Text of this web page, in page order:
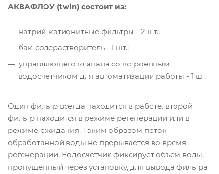
АКВАФЛОУ (twin) состоит из:
натрий-катионитные фильтры - 2 шт.;
бак-солерастворитель - 1 шт.;
управляющего клапана со встроенным
водосчетчиком для автоматизации работы - 1 шт.
Один фильтр всегда находится в работе, второй
фильтр находится в режиме регенерации или в
режиме ожидания. Таким образом поток
обработанной воды не прерывается во время
регенерации. Водосчетчик фиксирует объем воды,
пропущенный через установку, для вывода фильтра